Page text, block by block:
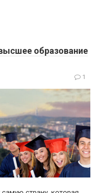
образование
1